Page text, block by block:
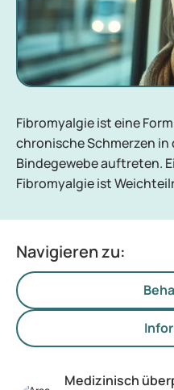
Fibromyalgie ist eine
chronische Schmerzen
Bindegewebe auftreten.
Fibromyalgie ist
Navigieren zu:
Medizinisch